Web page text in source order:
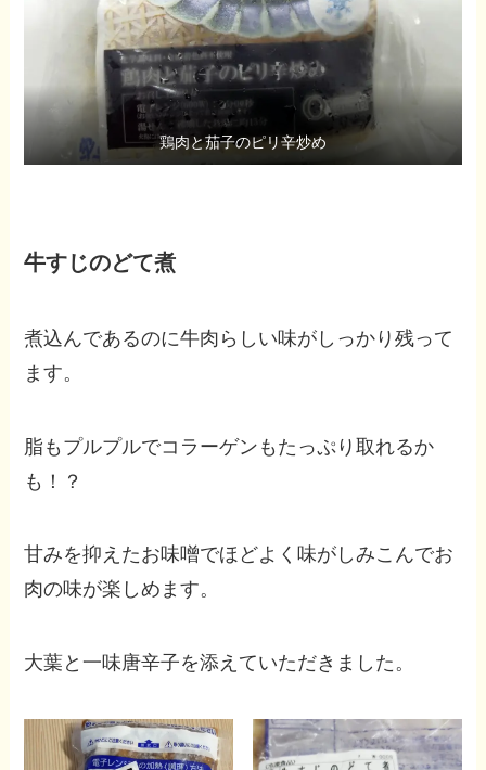
鶏肉と茄子のピリ辛炒め
牛すじのどて煮
煮込んであるのに牛肉らしい味がしっかり残って
ます。
脂もプルプルでコラーゲンもたっぷり取れるか
も！？
甘みを抑えたお味噌でほどよく味がしみこんでお
肉の味が楽しめます。
大葉と一味唐辛子を添えていただきました。